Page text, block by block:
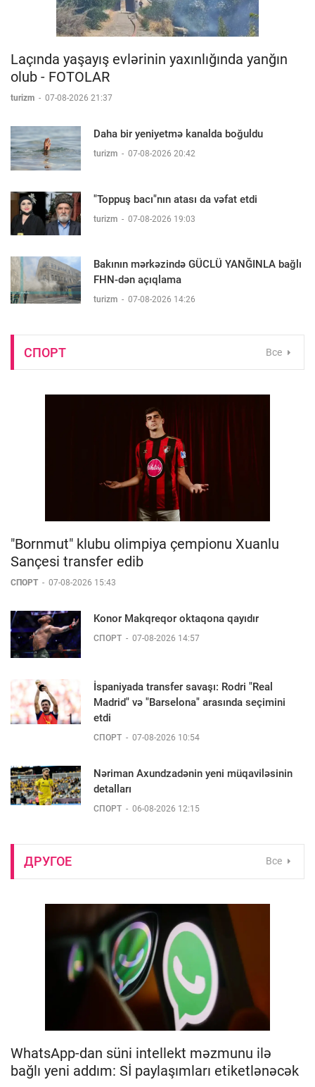
Laçında yaşayış evlərinin yaxınlığında yanğın
olub - FOTOLAR
turizm - 07-08-2026 21:37
Daha bir yeniyetmə kanalda boğuldu
turizm - 07-08-2026 20:42
"Toppuş bacı"nın atası da vəfat etdi
turizm - 07-08-2026 19:03
Bakının mərkəzində GÜCLÜ YANĞINLA bağlı
FHN-dən açıqlama
turizm - 07-08-2026 14:26
СПОРТ Все
"Bornmut" klubu olimpiya çempionu Xuanlu
Sançesi transfer edib
СПОРТ - 07-08-2026 15:43
Konor Makqreqor oktaqona qayıdır
СПОРТ - 07-08-2026 14:57
İspaniyada transfer savaşı: Rodri "Real
Madrid" və "Barselona" arasında seçimini
etdi
СПОРТ - 07-08-2026 10:54
Nəriman Axundzadənin yeni müqaviləsinin
detalları
СПОРТ - 06-08-2026 12:15
ДРУГОЕ Все
WhatsApp-dan süni intellekt məzmunu ilə
bağlı yeni addım: Sİ paylaşımları etiketlənəcək